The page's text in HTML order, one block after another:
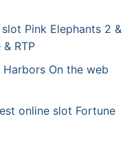
Pink Elephants 2 &
RTP
On the web
online slot Fortune